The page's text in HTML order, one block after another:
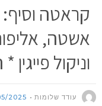
קראטה וסיף:
אשטה,
וניקול
עודד שלומות 2025